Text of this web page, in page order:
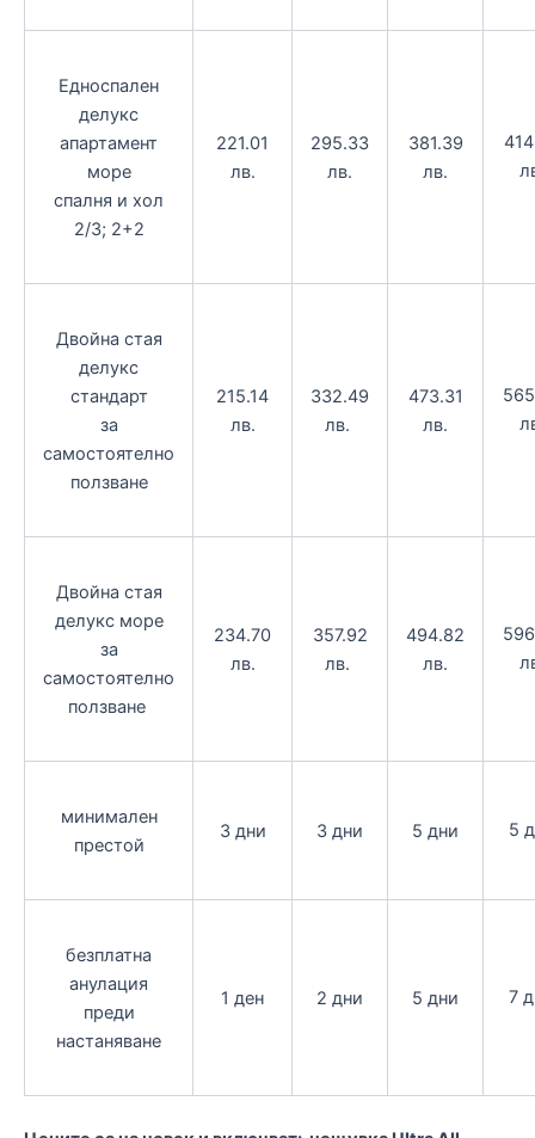
Едноспален
делукс
апартамент
море
спалня и хол
2/3; 2+2
221.01
лв.
295.33
лв.
381.39
лв.
Двойна стая
делукс
стандарт
за
самостоятелно
ползване
215.14
лв.
332.49
лв.
473.31
лв.
Двойна стая
делукс море
за
самостоятелно
ползване
234.70
лв.
357.92
лв.
494.82
лв.
минимален
престой
3 дни 3 дни 5 дни 5
безплатна
анулация
преди
настаняване
1 ден 2 дни 5 дни 7